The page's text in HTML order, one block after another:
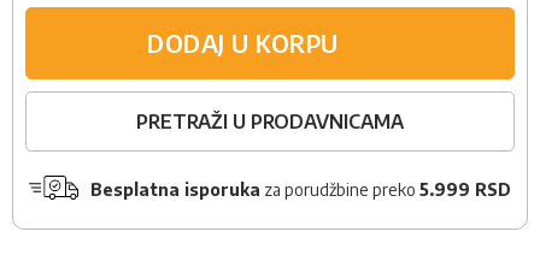
DODAJ U KORPU
PRETRAŽI U PRODAVNICAMA
Besplatna isporuka za porudžbine preko 5.999 RSD